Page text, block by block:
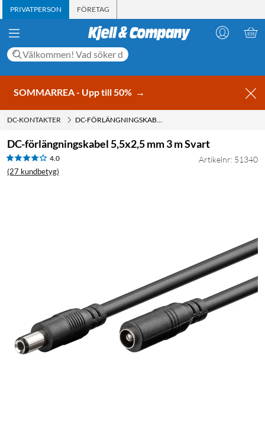
PRIVATPERSON FÖRETAG
SOMMARREA - Upp till 50% →
DC-KONTAKTER DC-FÖRLÄNGNINGSKABEL 5,5X2,5 MM 3 M SVART
DC-förlängningskabel 5,5x2,5 mm 3 m Svart
4.0
(27 kundbetyg)
Artikelnr: 51340